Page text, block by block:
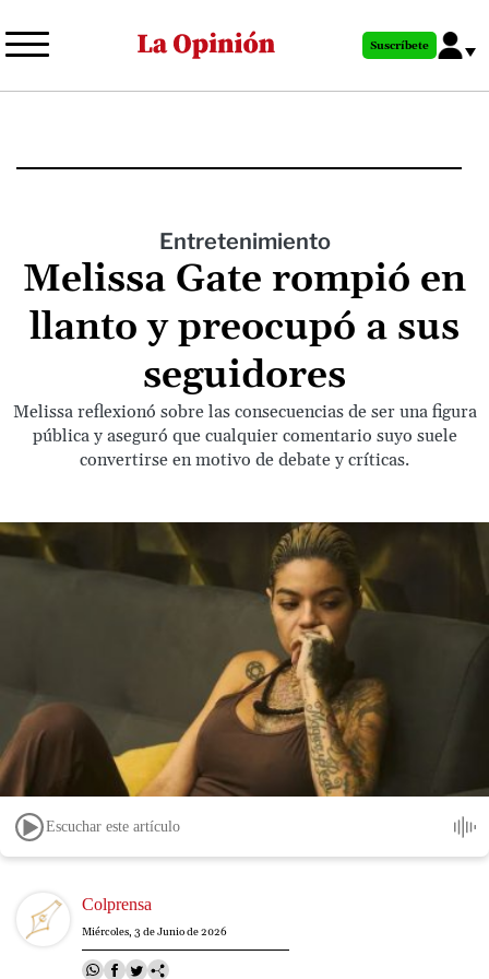
al
principal
Suscríbete
Entretenimiento
Melissa Gate rompió en
llanto y preocupó a sus
seguidores
Melissa reflexionó sobre las consecuencias de ser una figura
pública y aseguró que cualquier comentario suyo suele
convertirse en motivo de debate y críticas.
Escuchar este artículo
Image Colprensa
Miércoles, 3 de Junio de 2026